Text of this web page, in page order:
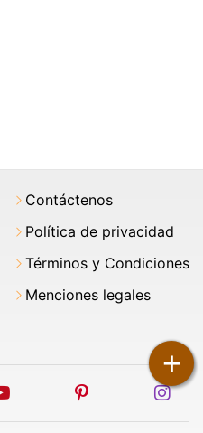
+
Contáctenos
Política de privacidad
Términos y Condiciones
Menciones legales
youtube pinterest